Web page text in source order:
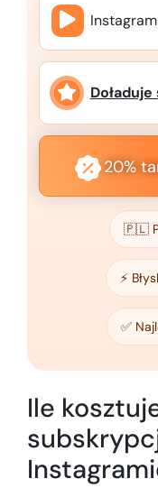
20%
🇵🇱
⚡️
✅
Ile